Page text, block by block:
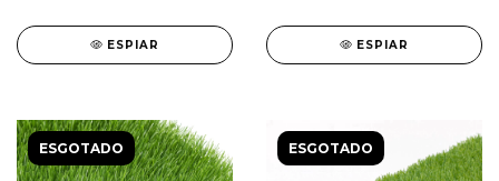
ESPIAR ESPIAR
ESGOTADO ESGOTADO